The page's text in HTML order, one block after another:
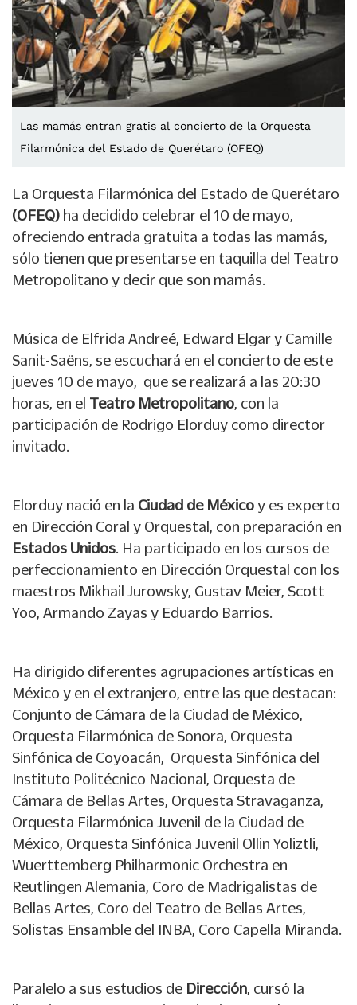
Las mamás entran gratis al concierto de la Orquesta
Filarmónica del Estado de Querétaro (OFEQ)
La Orquesta Filarmónica del Estado de Querétaro
(OFEQ) ha decidido celebrar el 10 de mayo,
ofreciendo entrada gratuita a todas las mamás,
sólo tienen que presentarse en taquilla del Teatro
Metropolitano y decir que son mamás.
Música de Elfrida Andreé, Edward Elgar y Camille
Sanit-Saëns, se escuchará en el concierto de este
jueves 10 de mayo, que se realizará a las 20:30
horas, en el Teatro Metropolitano , con la
participación de Rodrigo Elorduy como director
invitado.
Elorduy nació en la Ciudad de México y es experto
en Dirección Coral y Orquestal, con preparación en
Estados Unidos . Ha participado en los cursos de
perfeccionamiento en Dirección Orquestal con los
maestros Mikhail Jurowsky, Gustav Meier, Scott
Yoo, Armando Zayas y Eduardo Barrios.
Ha dirigido diferentes agrupaciones artísticas en
México y en el extranjero, entre las que destacan:
Conjunto de Cámara de la Ciudad de México,
Orquesta Filarmónica de Sonora, Orquesta
Sinfónica de Coyoacán, Orquesta Sinfónica del
Instituto Politécnico Nacional, Orquesta de
Cámara de Bellas Artes, Orquesta Stravaganza,
Orquesta Filarmónica Juvenil de la Ciudad de
México, Orquesta Sinfónica Juvenil Ollin Yoliztli,
Wuerttemberg Philharmonic Orchestra en
Reutlingen Alemania, Coro de Madrigalistas de
Bellas Artes, Coro del Teatro de Bellas Artes,
Solistas Ensamble del INBA, Coro Capella Miranda.
Paralelo a sus estudios de Dirección , cursó la